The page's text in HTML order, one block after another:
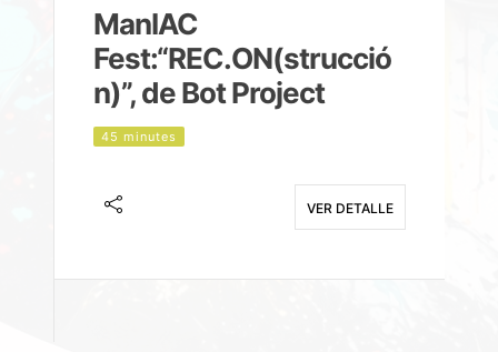
ManIAC
Fest:“REC.ON(strucció
n)”, de Bot Project
45 minutes
VER DETALLE